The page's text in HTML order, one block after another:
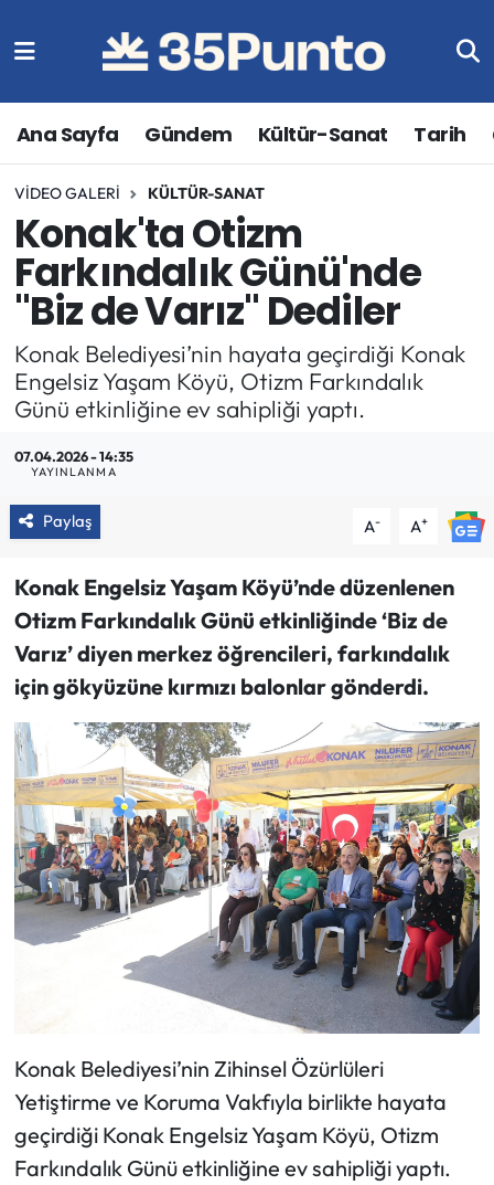
Ana Sayfa Gündem Kültür-Sanat Tarih
VIDEO GALERI KÜLTÜR-SANAT
Konak'ta Otizm
Farkındalık Günü'nde
"Biz de Varız" Dediler
Konak Belediyesi’nin hayata geçirdiği Konak
Engelsiz Yaşam Köyü, Otizm Farkındalık
Günü etkinliğine ev sahipliği yaptı.
07.04.2026 - 14:35
YAYINLANMA
Paylaş A- A+
Konak Engelsiz Yaşam Köyü’nde düzenlenen
Otizm Farkındalık Günü etkinliğinde ‘Biz de
Varız’ diyen merkez öğrencileri, farkındalık
için gökyüzüne kırmızı balonlar gönderdi.
Konak Belediyesi’nin Zihinsel Özürlüleri
Yetiştirme ve Koruma Vakfıyla birlikte hayata
geçirdiği Konak Engelsiz Yaşam Köyü, Otizm
Farkındalık Günü etkinliğine ev sahipliği yaptı.